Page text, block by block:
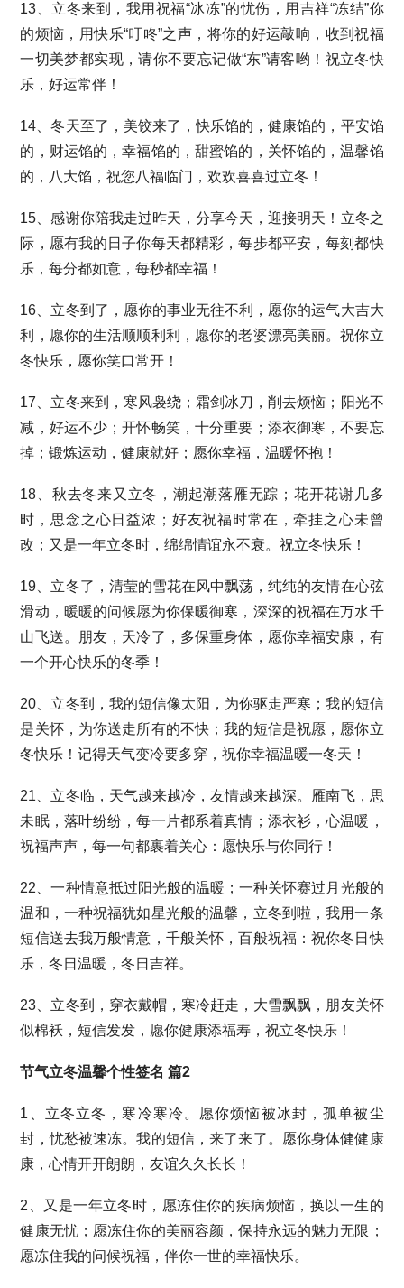
13、立冬来到，我用祝福“冰冻”的忧伤，用吉祥“冻结”你
的烦恼，用快乐“叮咚”之声，将你的好运敲响，收到祝福
一切美梦都实现，请你不要忘记做“东”请客哟！祝立冬快
乐，好运常伴！
14、冬天至了，美饺来了，快乐馅的，健康馅的，平安馅
的，财运馅的，幸福馅的，甜蜜馅的，关怀馅的，温馨馅
的，八大馅，祝您八福临门，欢欢喜喜过立冬！
15、感谢你陪我走过昨天，分享今天，迎接明天！立冬之
际，愿有我的日子你每天都精彩，每步都平安，每刻都快
乐，每分都如意，每秒都幸福！
16、立冬到了，愿你的事业无往不利，愿你的运气大吉大
利，愿你的生活顺顺利利，愿你的老婆漂亮美丽。祝你立
冬快乐，愿你笑口常开！
17、立冬来到，寒风袅绕；霜剑冰刀，削去烦恼；阳光不
减，好运不少；开怀畅笑，十分重要；添衣御寒，不要忘
掉；锻炼运动，健康就好；愿你幸福，温暖怀抱！
18、秋去冬来又立冬，潮起潮落雁无踪；花开花谢几多
时，思念之心日益浓；好友祝福时常在，牵挂之心未曾
改；又是一年立冬时，绵绵情谊永不衰。祝立冬快乐！
19、立冬了，清莹的雪花在风中飘荡，纯纯的友情在心弦
滑动，暖暖的问候愿为你保暖御寒，深深的祝福在万水千
山飞送。朋友，天冷了，多保重身体，愿你幸福安康，有
一个开心快乐的冬季！
20、立冬到，我的短信像太阳，为你驱走严寒；我的短信
是关怀，为你送走所有的不快；我的短信是祝愿，愿你立
冬快乐！记得天气变冷要多穿，祝你幸福温暖一冬天！
21、立冬临，天气越来越冷，友情越来越深。雁南飞，思
未眠，落叶纷纷，每一片都系着真情；添衣衫，心温暖，
祝福声声，每一句都裹着关心：愿快乐与你同行！
22、一种情意抵过阳光般的温暖；一种关怀赛过月光般的
温和，一种祝福犹如星光般的温馨，立冬到啦，我用一条
短信送去我万般情意，千般关怀，百般祝福：祝你冬日快
乐，冬日温暖，冬日吉祥。
23、立冬到，穿衣戴帽，寒冷赶走，大雪飘飘，朋友关怀
似棉袄，短信发发，愿你健康添福寿，祝立冬快乐！
节气立冬温馨个性签名 篇2
1、立冬立冬，寒冷寒冷。愿你烦恼被冰封，孤单被尘
封，忧愁被速冻。我的短信，来了来了。愿你身体健健康
康，心情开开朗朗，友谊久久长长！
2、又是一年立冬时，愿冻住你的疾病烦恼，换以一生的
健康无忧；愿冻住你的美丽容颜，保持永远的魅力无限；
愿冻住我的问候祝福，伴你一世的幸福快乐。